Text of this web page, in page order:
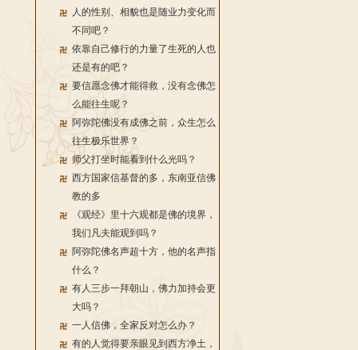
人的性别、相貌也是随业力变化而
不同吧？
依靠自己修行的力量了生死的人也
还是有的吧？
要信愿念佛才能得救，没有念佛怎
么能往生呢？
阿弥陀佛没有成佛之前，众生怎么
往生极乐世界？
师父打坐时能看到什么光吗？
西方国家信基督的多，东南亚信佛
教的多
《观经》里十六观都是佛的境界，
我们凡夫能观到吗？
阿弥陀佛名声超十方，他的名声指
什么？
有人三步一拜朝山，佛力加持会更
大吗？
一人信佛，全家反对怎么办？
有的人觉得要亲眼见到西方净土，